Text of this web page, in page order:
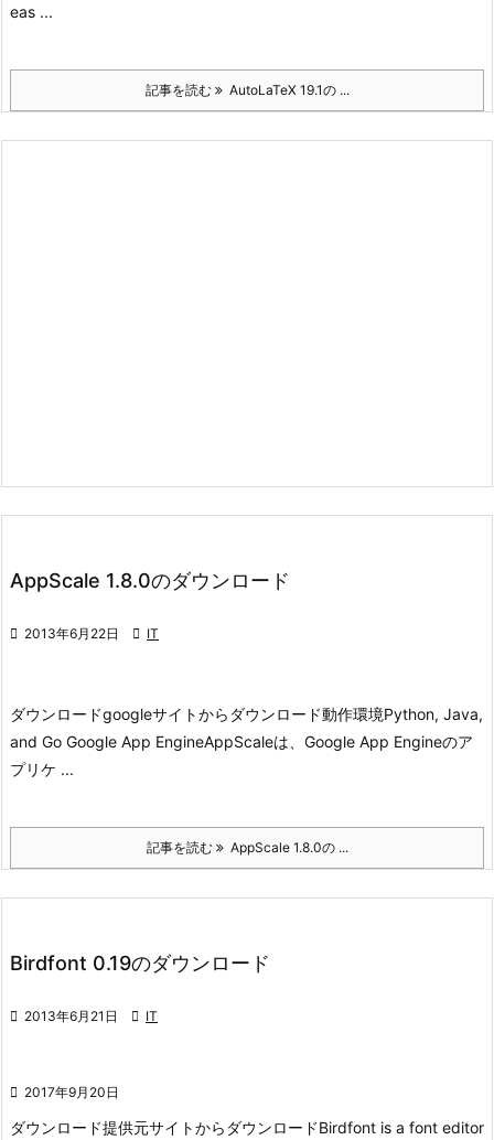
eas ...
記事を読む AutoLaTeX 19.1の ...
AppScale 1.8.0のダウンロード
 2013年6月22日  IT
ダウンロードgoogleサイトからダウンロード動作環境Python, Java,
and Go Google App EngineAppScaleは、Google App Engineのア
プリケ ...
記事を読む AppScale 1.8.0の ...
Birdfont 0.19のダウンロード
 2013年6月21日  IT
 2017年9月20日
ダウンロード提供元サイトからダウンロードBirdfont is a font editor